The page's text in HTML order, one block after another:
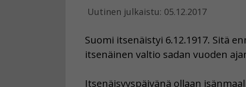
Uutinen julkaistu: 05.12.2017
Suomi itsenäistyi 6.12.1917. Sitä
itsenäinen valtio sadan vuoden
Itsenäisyyspäivänä ollaan